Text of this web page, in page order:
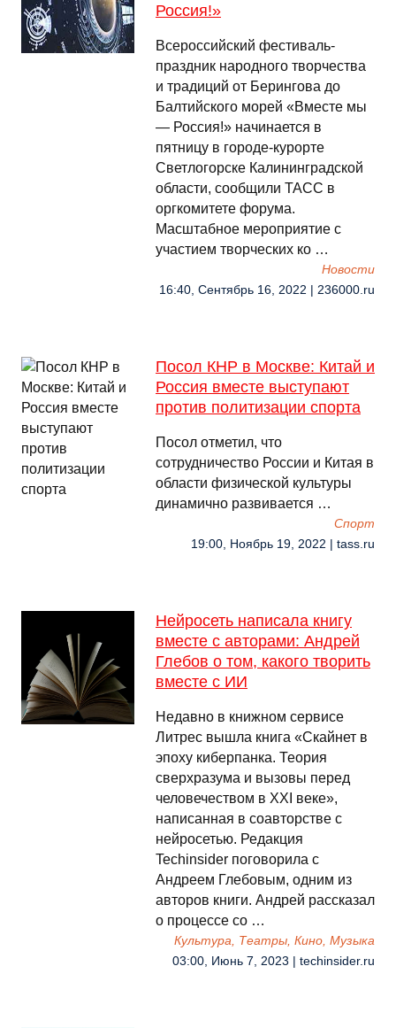
Россия!»
Всероссийский фестиваль-
праздник народного творчества
и традиций от Берингова до
Балтийского морей «Вместе мы
— Россия!» начинается в
пятницу в городе-курорте
Светлогорске Калининградской
области, сообщили ТАСС в
оргкомитете форума.
Масштабное мероприятие с
участием творческих ко …
Новости
16:40, Сентябрь 16, 2022 | 236000.ru
Посол КНР в Москве: Китай и
Россия вместе выступают
против политизации спорта
Посол отметил, что
сотрудничество России и Китая в
области физической культуры
динамично развивается …
Спорт
19:00, Ноябрь 19, 2022 | tass.ru
Нейросеть написала книгу
вместе с авторами: Андрей
Глебов о том, какого творить
вместе с ИИ
Недавно в книжном сервисе
Литрес вышла книга «Скайнет в
эпоху киберпанка. Теория
сверхразума и вызовы перед
человечеством в XXI веке»,
написанная в соавторстве с
нейросетью. Редакция
Techinsider поговорила с
Андреем Глебовым, одним из
авторов книги. Андрей рассказал
о процессе со …
Культура, Театры, Кино, Музыка
03:00, Июнь 7, 2023 | techinsider.ru